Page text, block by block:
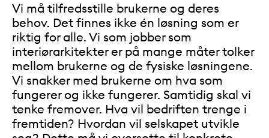
Vi må tilfredsstille brukerne og deres
behov. Det finnes ikke én løsning som er
riktig for alle. Vi som jobber som
interiørarkitekter er på mange måter tolker
mellom brukerne og de fysiske løsningene.
Vi snakker med brukerne om hva som
fungerer og ikke fungerer. Samtidig skal vi
tenke fremover. Hva vil bedriften trenge i
fremtiden? Hvordan vil selskapet utvikle